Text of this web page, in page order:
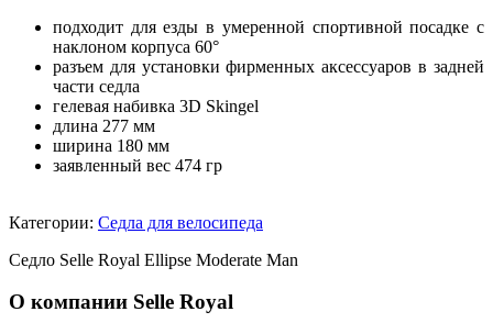
подходит для езды в умеренной спортивной посадке с
наклоном корпуса 60°
разъем для установки фирменных аксессуаров в задней
части седла
гелевая набивка 3D Skingel
длина 277 мм
ширина 180 мм
заявленный вес 474 гр
Категории: Седла для велосипеда
Седло Selle Royal Ellipse Moderate Man
О компании Selle Royal